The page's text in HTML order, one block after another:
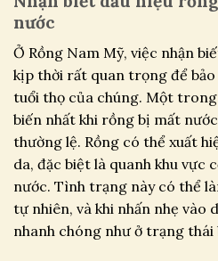
nước
Ở Rồng Nam Mỹ, việc nhận
kịp thời rất quan trọng để bảo
tuổi thọ của chúng. Một
biến nhất khi rồng bị mất
thường lệ. Rồng có thể xuất
da, đặc biệt là quanh khu vực
nước. Tình trạng này có thể
tự nhiên, và khi nhấn nhẹ vào
nhanh chóng như ở trạng